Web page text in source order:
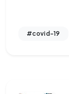
#covid-19